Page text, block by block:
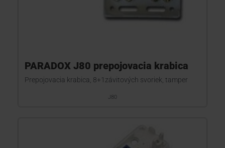
PARADOX J80 prepojovacia krabica
Prepojovacia krabica, 8+1závitových svoriek, tamper
J80